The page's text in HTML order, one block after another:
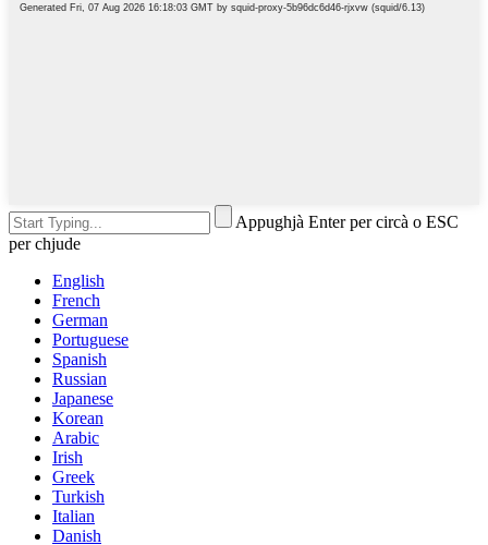
Appughjà Enter per circà o ESC
per chjude
English
French
German
Portuguese
Spanish
Russian
Japanese
Korean
Arabic
Irish
Greek
Turkish
Italian
Danish